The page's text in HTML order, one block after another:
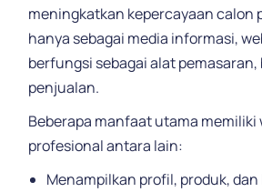
meningkatkan kepercayaan calon
hanya sebagai media informasi,
berfungsi sebagai alat
penjualan.
Beberapa manfaat utama memiliki
profesional antara lain:
Menampilkan profil, produk,